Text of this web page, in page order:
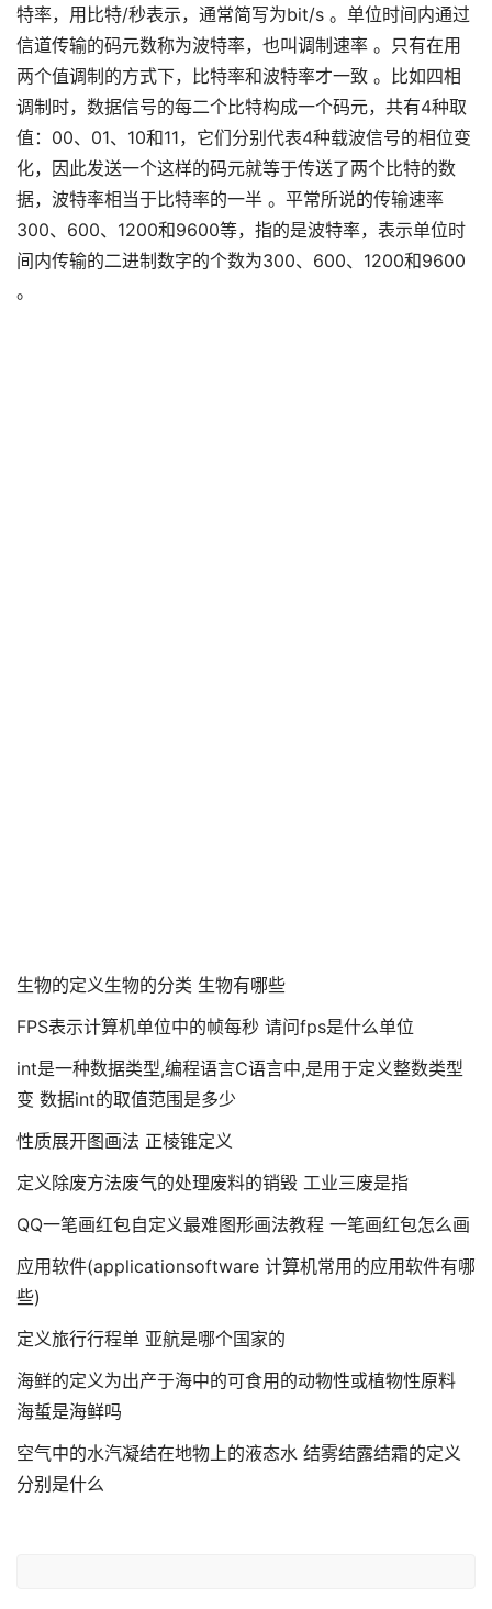
特率，用比特/秒表示，通常简写为bit/s 。单位时间内通过
信道传输的码元数称为波特率，也叫调制速率 。只有在用
两个值调制的方式下，比特率和波特率才一致 。比如四相
调制时，数据信号的每二个比特构成一个码元，共有4种取
值：00、01、10和11，它们分别代表4种载波信号的相位变
化，因此发送一个这样的码元就等于传送了两个比特的数
据，波特率相当于比特率的一半 。平常所说的传输速率
300、600、1200和9600等，指的是波特率，表示单位时
间内传输的二进制数字的个数为300、600、1200和9600
。
生物的定义生物的分类 生物有哪些
FPS表示计算机单位中的帧每秒 请问fps是什么单位
int是一种数据类型,编程语言C语言中,是用于定义整数类型
变 数据int的取值范围是多少
性质展开图画法 正棱锥定义
定义除废方法废气的处理废料的销毁 工业三废是指
QQ一笔画红包自定义最难图形画法教程 一笔画红包怎么画
应用软件(applicationsoftware 计算机常用的应用软件有哪
些)
定义旅行行程单 亚航是哪个国家的
海鲜的定义为出产于海中的可食用的动物性或植物性原料
海蜇是海鲜吗
空气中的水汽凝结在地物上的液态水 结雾结露结霜的定义
分别是什么